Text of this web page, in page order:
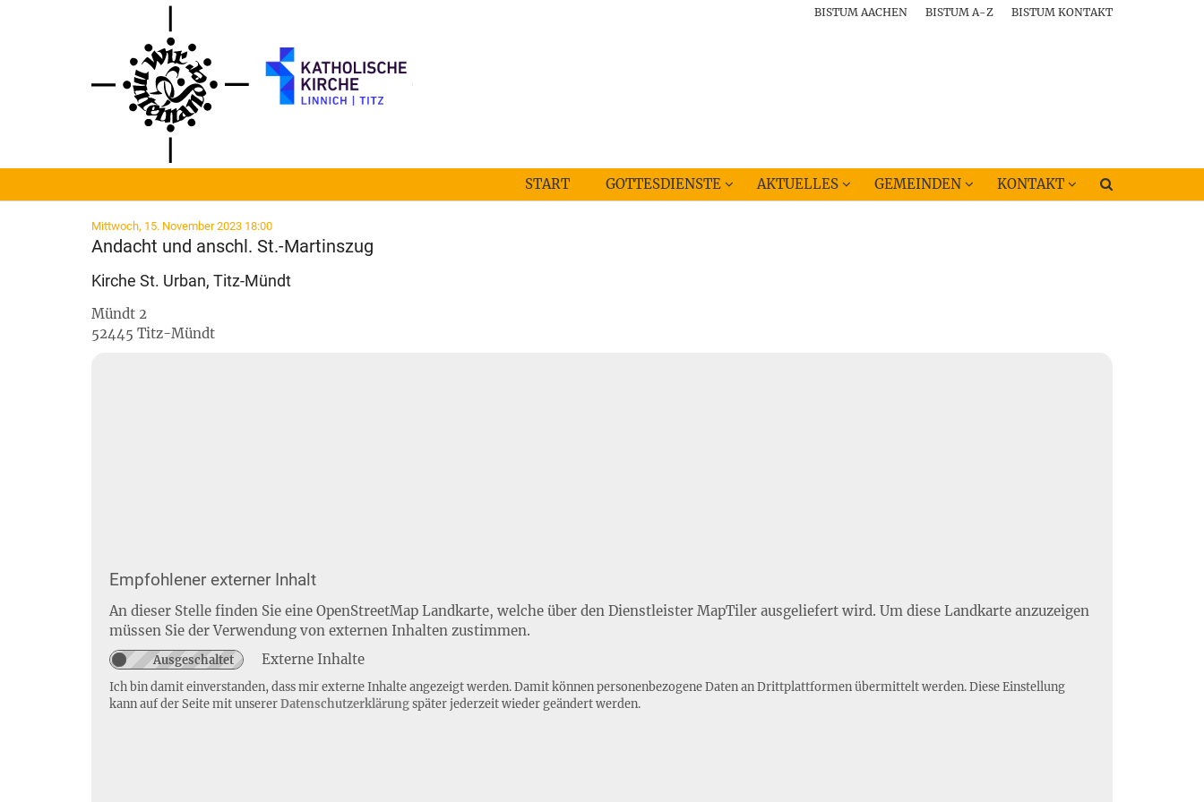
BISTUM AACHEN BISTUM A-Z BISTUM KONTAKT
START GOTTESDIENSTE AKTUELLES GEMEINDEN KONTAKT
Mittwoch, 15. November 2023 18:00:
Andacht und anschl. St.-Martinszug
Kirche St. Urban, Titz-Mündt
Mündt 2
52445 Titz-Mündt
Empfohlener externer Inhalt
An dieser Stelle finden Sie eine OpenStreetMap Landkarte, welche über den Dienstleister MapTiler ausgeliefert wird. Um diese Landkarte anzuzeigen
müssen Sie der Verwendung von externen Inhalten zustimmen.
Externe Inhalte
Ich bin damit einverstanden, dass mir externe Inhalte angezeigt werden. Damit können personenbezogene Daten an Drittplattformen übermittelt werden. Diese Einstellung
kann auf der Seite mit unsererDatenschutzerklärungspäter jederzeit wieder geändert werden.